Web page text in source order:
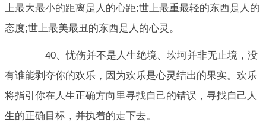
上最大最小的距离是人的心距;世上最重最轻的东西是人的
态度;世上最美最丑的东西是人的心灵。
40、忧伤并不是人生绝境、坎坷并非无止境，没
有谁能剥夺你的欢乐，因为欢乐是心灵结出的果实。欢乐
将指引你在人生正确方向里寻找自己的错误，寻找自己人
生的正确目标，并执着的走下去。